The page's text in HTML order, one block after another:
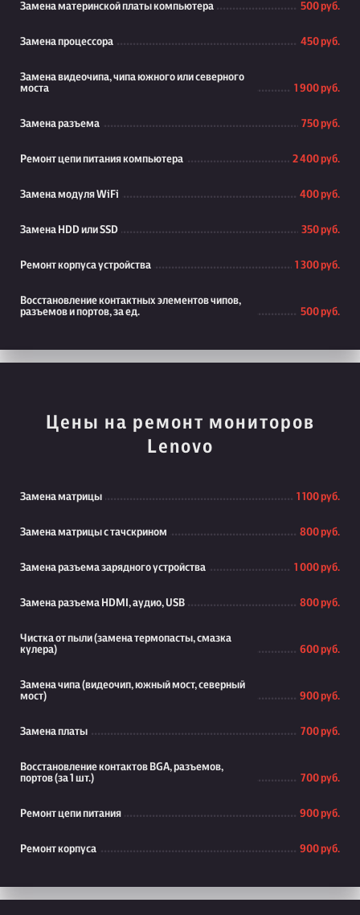
Замена материнской платы компьютера 500 руб.
Замена процессора 450 руб.
Замена видеочипа, чипа южного или северного
моста
1 900 руб.
Замена разъема 750 руб.
Ремонт цепи питания компьютера 2 400 руб.
Замена модуля WiFi 400 руб.
Замена HDD или SSD 350 руб.
Ремонт корпуса устройства 1 300 руб.
Восстановление контактных элементов чипов,
разъемов и портов, за ед.
500 руб.
Цены на ремонт мониторов
Lenovo
Замена матрицы 1 100 руб.
Замена матрицы с тачскрином 800 руб.
Замена разъема зарядного устройства 1 000 руб.
Замена разъема HDMI, аудио, USB 800 руб.
Чистка от пыли (замена термопасты, смазка
кулера)
600 руб.
Замена чипа (видеочип, южный мост, северный
мост)
900 руб.
Замена платы 700 руб.
Восстановление контактов BGA, разъемов,
портов (за 1 шт.)
700 руб.
Ремонт цепи питания 900 руб.
Ремонт корпуса 900 руб.